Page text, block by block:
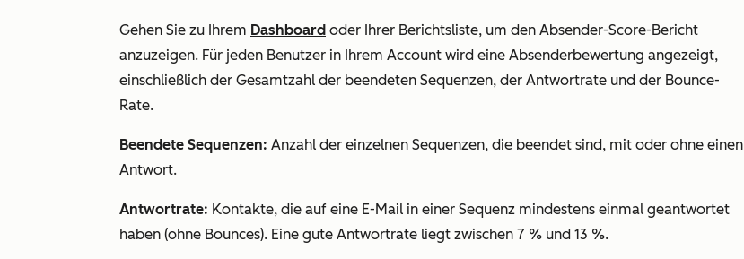
Gehen Sie zu Ihrem Dashboard oder Ihrer Berichtsliste, um den Absender-Score-Bericht
anzuzeigen. Für jeden Benutzer in Ihrem Account wird eine Absenderbewertung angezeigt,
einschließlich der Gesamtzahl der beendeten Sequenzen, der Antwortrate und der Bounce-
Rate.
Beendete Sequenzen: Anzahl der einzelnen Sequenzen, die beendet sind, mit oder ohne einen
Antwort.
Antwortrate: Kontakte, die auf eine E-Mail in einer Sequenz mindestens einmal geantwortet
haben (ohne Bounces). Eine gute Antwortrate liegt zwischen 7 % und 13 %.